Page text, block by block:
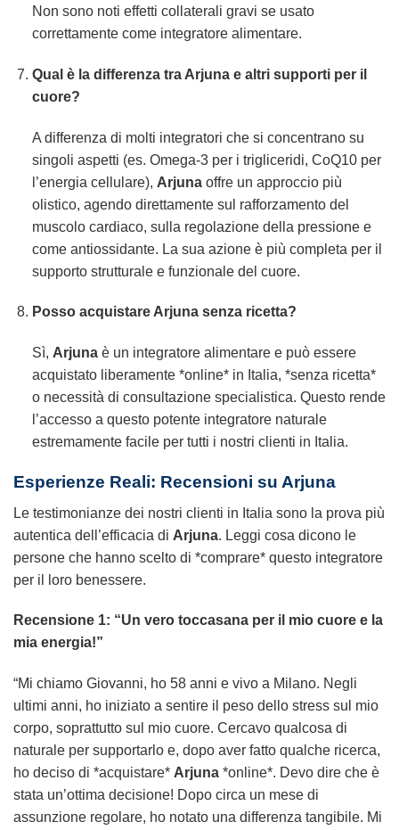
Non sono noti effetti collaterali gravi se usato
correttamente come integratore alimentare.
Qual è la differenza tra Arjuna e altri supporti per il
cuore?
A differenza di molti integratori che si concentrano su
singoli aspetti (es. Omega-3 per i trigliceridi, CoQ10 per
l’energia cellulare), Arjunaoffre un approccio più
olistico, agendo direttamente sul rafforzamento del
muscolo cardiaco, sulla regolazione della pressione e
come antiossidante. La sua azione è più completa per il
supporto strutturale e funzionale del cuore.
Posso acquistare Arjuna senza ricetta?
Sì, Arjunaè un integratore alimentare e può essere
acquistato liberamente *online* in Italia, *senza ricetta*
o necessità di consultazione specialistica. Questo rende
l’accesso a questo potente integratore naturale
estremamente facile per tutti i nostri clienti in Italia.
Esperienze Reali: Recensioni su Arjuna
Le testimonianze dei nostri clienti in Italia sono la prova più
autentica dell’efficacia di Arjuna. Leggi cosa dicono le
persone che hanno scelto di *comprare* questo integratore
per il loro benessere.
Recensione 1: “Un vero toccasana per il mio cuore e la
mia energia!”
“Mi chiamo Giovanni, ho 58 anni e vivo a Milano. Negli
ultimi anni, ho iniziato a sentire il peso dello stress sul mio
corpo, soprattutto sul mio cuore. Cercavo qualcosa di
naturale per supportarlo e, dopo aver fatto qualche ricerca,
ho deciso di *acquistare* Arjuna *online*. Devo dire che è
stata un’ottima decisione! Dopo circa un mese di
assunzione regolare, ho notato una differenza tangibile. Mi